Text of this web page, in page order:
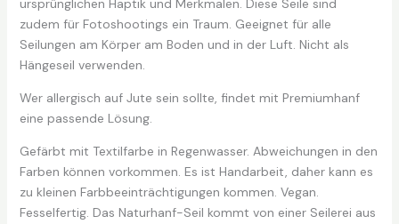
ursprünglichen Haptik und Merkmalen. Diese Seile sind
zudem für Fotoshootings ein Traum. Geeignet für alle
Seilungen am Körper am Boden und in der Luft. Nicht als
Hängeseil verwenden.
Wer allergisch auf Jute sein sollte, findet mit Premiumhanf
eine passende Lösung.
Gefärbt mit Textilfarbe in Regenwasser. Abweichungen in den
Farben können vorkommen. Es ist Handarbeit, daher kann es
zu kleinen Farbbeeinträchtigungen kommen. Vegan.
Fesselfertig. Das Naturhanf-Seil kommt von einer Seilerei aus